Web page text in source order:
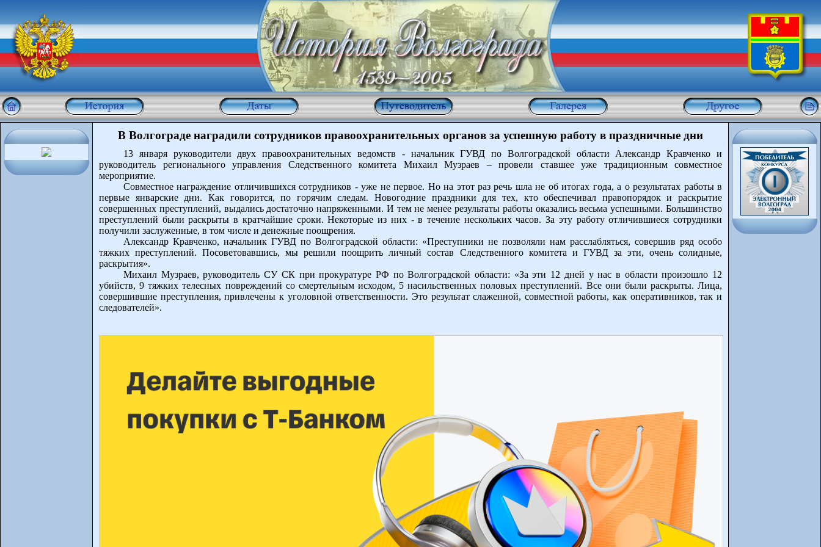
В Волгограде наградили сотрудников правоохранительных органов за успешную работу в праздничные дни
13 января руководители двух правоохранительных ведомств - начальник ГУВД по Волгоградской области Александр Кравченко и
руководитель регионального управления Следственного комитета Михаил Музраев – провели ставшее уже традиционным совместное
мероприятие.
Совместное награждение отличившихся сотрудников - уже не первое. Но на этот раз речь шла не об итогах года, а о результатах работы в
первые январские дни. Как говорится, по горячим следам. Новогодние праздники для тех, кто обеспечивал правопорядок и раскрытие
совершенных преступлений, выдались достаточно напряженными. И тем не менее результаты работы оказались весьма успешными. Большинство
преступлений были раскрыты в кратчайшие сроки. Некоторые из них - в течение нескольких часов. За эту работу отличившиеся сотрудники
получили заслуженные, в том числе и денежные поощрения.
Александр Кравченко, начальник ГУВД по Волгоградской области: «Преступники не позволяли нам расслабляться, совершив ряд особо
тяжких преступлений. Посоветовавшись, мы решили поощрить личный состав Следственного комитета и ГУВД за эти, очень солидные,
раскрытия».
Михаил Музраев, руководитель СУ СК при прокуратуре РФ по Волгоградской области: «За эти 12 дней у нас в области произошло 12
убийств, 9 тяжких телесных повреждений со смертельным исходом, 5 насильственных половых преступлений. Все они были раскрыты. Лица,
совершившие преступления, привлечены к уголовной ответственности. Это результат слаженной, совместной работы, как оперативников, так и
следователей».